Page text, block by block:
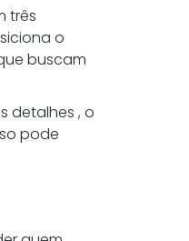
três
o
buscam
detalhes , o
pode